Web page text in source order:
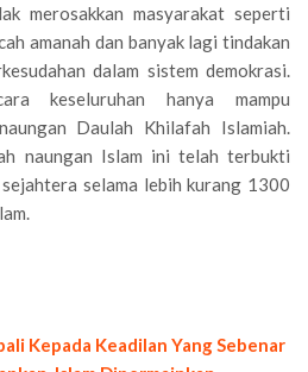
merosakkan masyarakat seperti
amanah dan banyak lagi tindakan
dalam sistem demokrasi.
keseluruhan hanya mampu
Daulah Khilafah Islamiah.
naungan Islam ini telah terbukti
selama lebih kurang 1300
Kepada Keadilan Yang Sebenar